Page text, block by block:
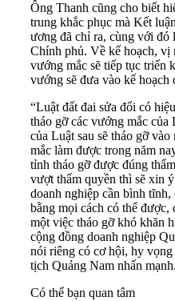
Ông Thanh cũng cho biết
trung khắc phục mà Kết
ương đã chỉ ra, cùng với đó
Chính phủ. Về kế hoạch, vị
vướng mắc sẽ tiếp tục triển
vướng sẽ đưa vào kế hoạch
“Luật đất đai sửa đổi có
tháo gỡ các vướng mắc
của Luật sau sẽ tháo gỡ
mắc làm được trong năm
tỉnh tháo gỡ được đúng
vượt thẩm quyền thì sẽ xin
doanh nghiệp cần bình
bằng mọi cách có thể được,
một việc tháo gỡ khó khăn
cộng đồng doanh nghiệp
nói riêng có cơ hội, hy
tịch Quảng Nam nhấn mạnh.
Có thể bạn quan tâm